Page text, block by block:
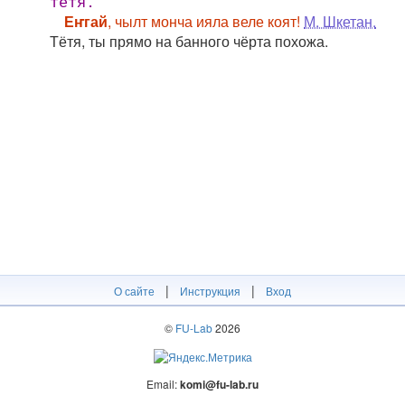
Еҥгай, чылт монча ияла веле коят! М. Шкетан.
Тётя, ты прямо на банного чёрта похожа.
О сайте | Инструкция | Вход
© FU-Lab2026
Email:komi@fu-lab.ru